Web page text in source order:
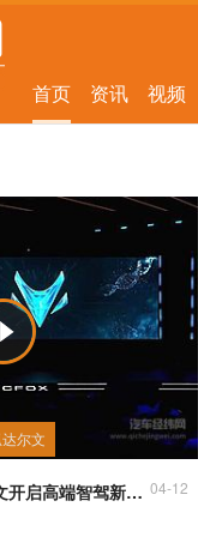
首页 资讯 视频
尔文
人本极致进化，极狐达尔文开启高端智驾新标杆阶段！ 04-12